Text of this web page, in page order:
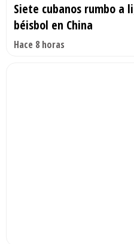
Siete cubanos rumbo a
béisbol en China
Hace 8 horas